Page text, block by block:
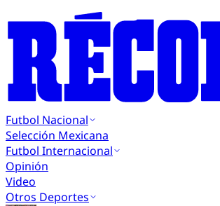
Futbol Nacional
Selección Mexicana
Futbol Internacional
Opinión
Video
Otros Deportes